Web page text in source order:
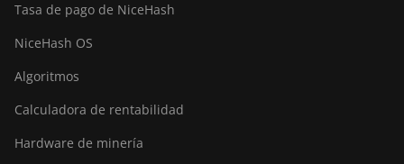
Tasa de pago de NiceHash
NiceHash OS
Algoritmos
Calculadora de rentabilidad
Hardware de minería